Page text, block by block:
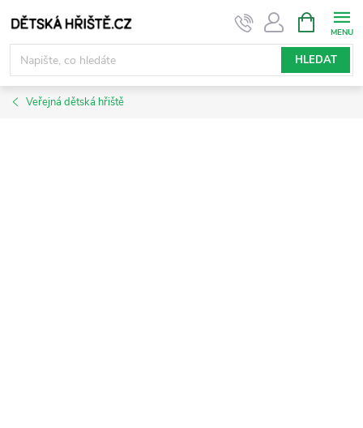
na
obsah
HLEDAT
NÁKUPNÍ
KOŠÍK
Veřejná dětská hřiště